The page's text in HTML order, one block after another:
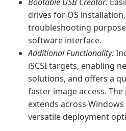
drives for OS
troubleshooting
software interface.
Additional Functionality:
iSCSI targets, enabling
solutions, and offers a
faster image access.
extends across
versatile deployment